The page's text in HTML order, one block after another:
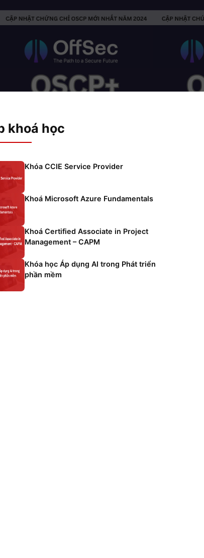
Top khoá học
Khoá Microsoft Azure